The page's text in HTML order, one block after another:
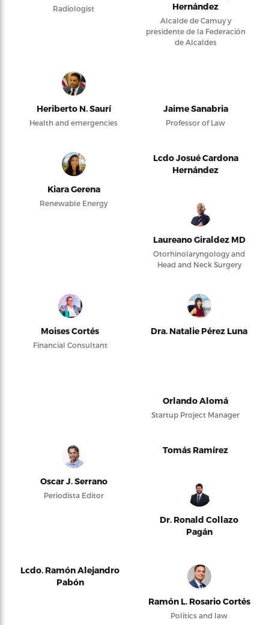
Radiologist
Hernández
Alcalde de Camuy y
presidente de la Federación
de Alcaldes
Heriberto N. Saurí
Health and emergencies
Jaime Sanabria
Professor of Law
Kiara Gerena
Renewable Energy
Lcdo Josué Cardona
Hernández
Laureano Giraldez MD
Otorhinolaryngology and
Head and Neck Surgery
Moises Cortés
Financial Consultant
Dra. Natalie Pérez Luna
Orlando Alomá
Startup Project Manager
Oscar J. Serrano
Periodista Editor
Tomás Ramírez
Dr. Ronald Collazo
Pagán
Lcdo. Ramón Alejandro
Pabón
Ramón L. Rosario Cortés
Politics and law